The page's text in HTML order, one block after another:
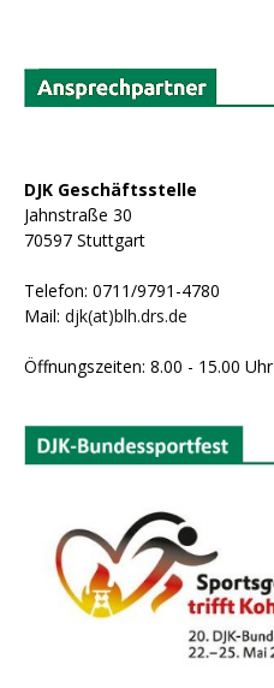
DJK Geschäftsstelle
Jahnstraße 30
70597 Stuttgart
Telefon: 0711/9791-4780
Mail: djk(at)blh.drs.de
Öffnungszeiten: 8.00 - 15.00 Uhr